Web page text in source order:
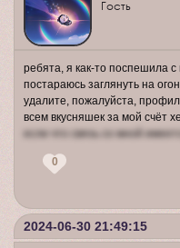
Гость
ребята, я как-то поспешила
постараюсь заглянуть на
удалите, пожалуйста,
всем вкусняшек за мой счёт
если что связь со мной
0
2024-06-30 21:49:15